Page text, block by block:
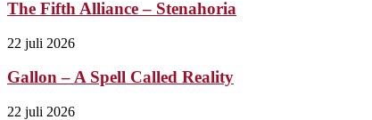
The Fifth Alliance – Stenahoria
22 juli 2026
Gallon – A Spell Called Reality
22 juli 2026